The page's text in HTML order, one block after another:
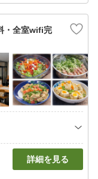
・全室wifi完
詳細を見る